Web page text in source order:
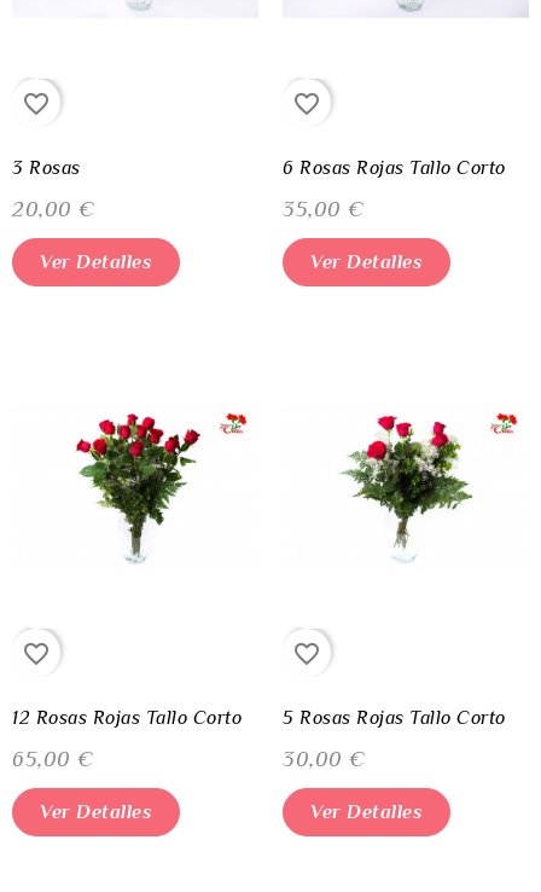
favorite_border
3 Rosas
20,00 €
Ver Detalles
favorite_border
6 Rosas Rojas Tallo Corto
35,00 €
Ver Detalles
favorite_border
12 Rosas Rojas Tallo Corto
65,00 €
Ver Detalles
favorite_border
5 Rosas Rojas Tallo Corto
30,00 €
Ver Detalles